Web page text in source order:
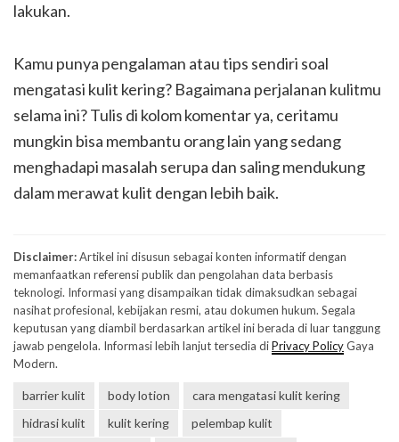
lakukan.
Kamu punya pengalaman atau tips sendiri soal
mengatasi kulit kering? Bagaimana perjalanan kulitmu
selama ini? Tulis di kolom komentar ya, ceritamu
mungkin bisa membantu orang lain yang sedang
menghadapi masalah serupa dan saling mendukung
dalam merawat kulit dengan lebih baik.
Disclaimer:Artikel ini disusun sebagai konten informatif dengan
memanfaatkan referensi publik dan pengolahan data berbasis
teknologi. Informasi yang disampaikan tidak dimaksudkan sebagai
nasihat profesional, kebijakan resmi, atau dokumen hukum. Segala
keputusan yang diambil berdasarkan artikel ini berada di luar tanggung
jawab pengelola. Informasi lebih lanjut tersedia diPrivacy PolicyGaya
Modern.
barrier kulit body lotion
cara mengatasi kulit kering
hidrasi kulit
kulit kering
pelembap kulit